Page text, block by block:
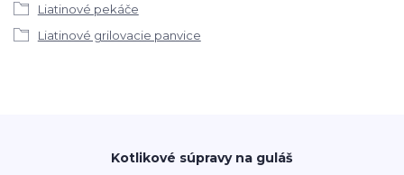
Liatinové pekáče
Liatinové grilovacie panvice
Kotlikové súpravy na guláš